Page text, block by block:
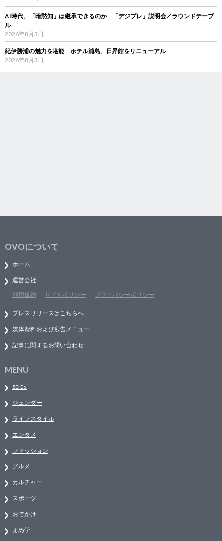
AI時代、「暗黙知」は継承できるのか 「デジブレ」説明会／ラウンドテーブ
ル
2026年8月3日
紀伊勝浦の魅力を堪能 ホテル浦島、日昇館をリニューアル
2026年8月3日
OVOについて
ホーム
運営会社
利用規約
サイトポリシー プライバシーポリシー
プレスリリースはこちらへ
媒体資料および広告メニュー
記事に関するお問い合わせ
MENU
SDGs
ジェンダー
ライフスタイル
エンタメ
ファッション
グルメ
カルチャー
スポーツ
おでかけ
まめ学